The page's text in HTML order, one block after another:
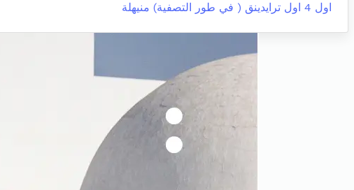
اول 4 اول ترايدينق ( في طور التصفية)
منيهلة